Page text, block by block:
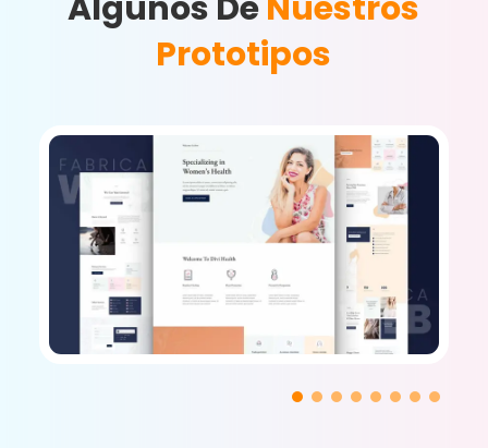
Prototipos